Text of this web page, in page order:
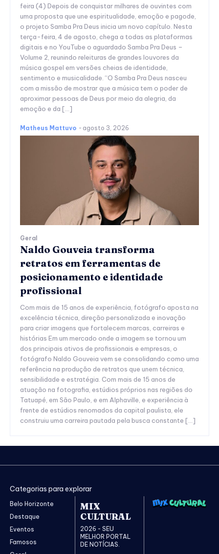
feira (4) Depois de conquistar milhares de ouvintes com
uma proposta que une espiritualidade, emoção e pagode,
o projeto Samba Pra Deus inicia um novo capítulo. Nesta
terça-feira, 4 de agosto, chega a todas as plataformas
digitais e no YouTube o aguardado Samba Pra Deus –
Volume 2, reunindo releituras de grandes louvores da
música gospel em versões cheias de identidade,
sentimento e musicalidade. “O Samba Pra Deus nasceu
com a missão de mostrar que a música tem o poder de
aproximar pessoas de Deus por meio da alegria, da
emoção e da […]
Matheus Mattuvo - agosto 3, 2026
Geral
Naldo Gouveia transforma
retratos em ferramentas de
posicionamento e identidade
profissional
Com mais de 15 anos de experiência, fotógrafo aposta na
excelência técnica, direção personalizada e inovação
para criar imagens que fortalecem marcas, carreiras e
histórias Em um mercado onde a imagem se tornou um
dos principais ativos de profissionais e empresas, o
fotógrafo Naldo Gouveia vem se consolidando como uma
referência na produção de retratos que unem técnica,
sensibilidade e estratégia. Com mais de 15 anos de
atuação na fotografia, estúdios próprios nas regiões do
Tatuapé, em São Paulo, e em Alphaville, e experiência à
frente de estúdios renomados da capital paulista, ele
construiu uma carreira pautada pela busca constante […]
Categorias para explorar
Belo Horizonte
Destaque
Eventos
Famosos
MIX
CULTURAL
2026 - SEU
MELHOR PORTAL
DE NOTÍCIAS.